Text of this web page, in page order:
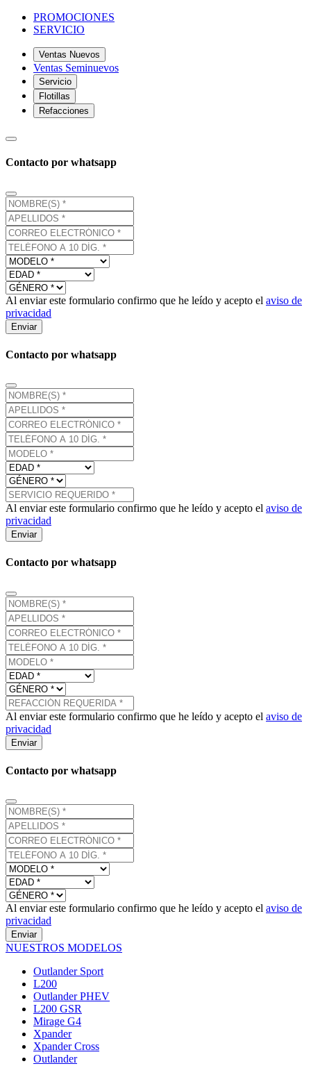
PROMOCIONES
SERVICIO
Ventas Nuevos
Ventas Seminuevos
Servicio
Flotillas
Refacciones
Contacto por whatsapp
Al enviar este formulario confirmo que he leído y acepto el aviso de
privacidad
Enviar
Contacto por whatsapp
Al enviar este formulario confirmo que he leído y acepto el aviso de
privacidad
Enviar
Contacto por whatsapp
Al enviar este formulario confirmo que he leído y acepto el aviso de
privacidad
Enviar
Contacto por whatsapp
Al enviar este formulario confirmo que he leído y acepto el aviso de
privacidad
Enviar
NUESTROS MODELOS
Outlander Sport
L200
Outlander PHEV
L200 GSR
Mirage G4
Xpander
Xpander Cross
Outlander